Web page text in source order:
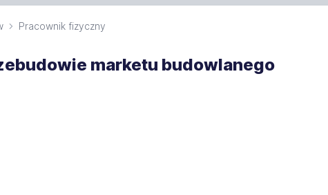
Pracownik fizyczny
marketu budowlanego